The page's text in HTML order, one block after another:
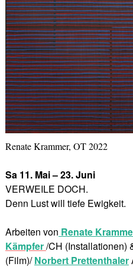
Renate Krammer, OT 2022
Sa 11. Mai – 23. Juni
VERWEILE DOCH.
Denn Lust will tiefe Ewigkeit.
Arbeiten von Renate
Kämpfer/CH (Installationen)
(Film)/Norbert Prettenthaler